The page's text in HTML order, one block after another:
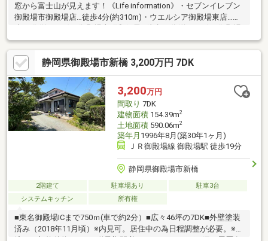
窓から富士山が見えます！《Life information》・セブンイレブン
御殿場市御殿場店…徒歩4分(約310m)・ウエルシア御殿場東店…徒
歩10分(約740m)・御殿場上町郵便局…徒歩11分(約840m)・御殿場
市立東小学校…徒歩13分(約1000m)・御殿場市立御殿場中学校…徒
歩18分(約1400m)■富士急行バス『杉原北』停より徒歩約5分■東
小・御殿場中■契約不適合責任：免責■建ぺい率が約5.6㎡オーバー
■東側官地に越境あり■現況渡し
静岡県御殿場市新橋 3,200万円 7DK
3,200万円
間取り 7DK
建物面積154.39m2
土地面積590.06m2
築年月 1996年8月(築30年1ヶ月)
ＪＲ御殿場線 御殿場駅 徒歩19分
静岡県御殿場市新橋
2階建て 駐車場あり
駐車3台
システムキッチン
所有権
■東名御殿場ICまで750ｍ(車で約2分）■広々46坪の7DK■外壁塗装
済み（2018年11月頃）※内見可。居住中の為日程調整が必要。※引